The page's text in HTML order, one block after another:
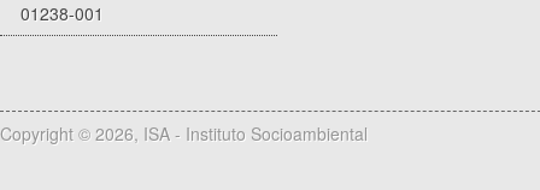
01238-001
Copyright © 2026, ISA - Instituto Socioambiental